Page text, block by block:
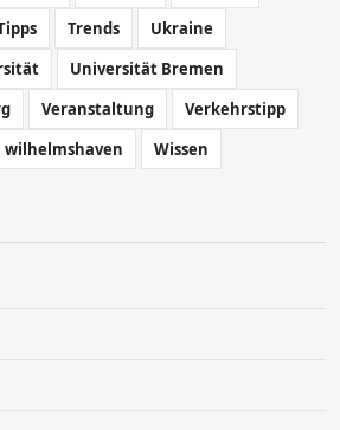
Trends
Ukraine
Universität Bremen
Veranstaltung
Verkehrstipp
wilhelmshaven Wissen